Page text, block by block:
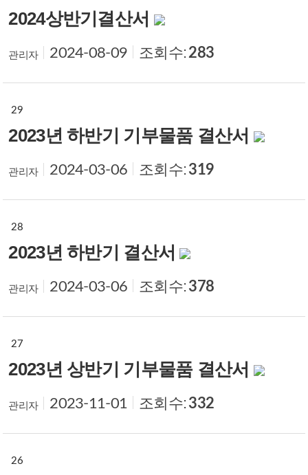
2024상반기결산서
관리자 2024-08-09 조회수: 283
29
2023년 하반기 기부물품 결산서
관리자 2024-03-06 조회수: 319
28
2023년 하반기 결산서
관리자 2024-03-06 조회수: 378
27
2023년 상반기 기부물품 결산서
관리자 2023-11-01 조회수: 332
26